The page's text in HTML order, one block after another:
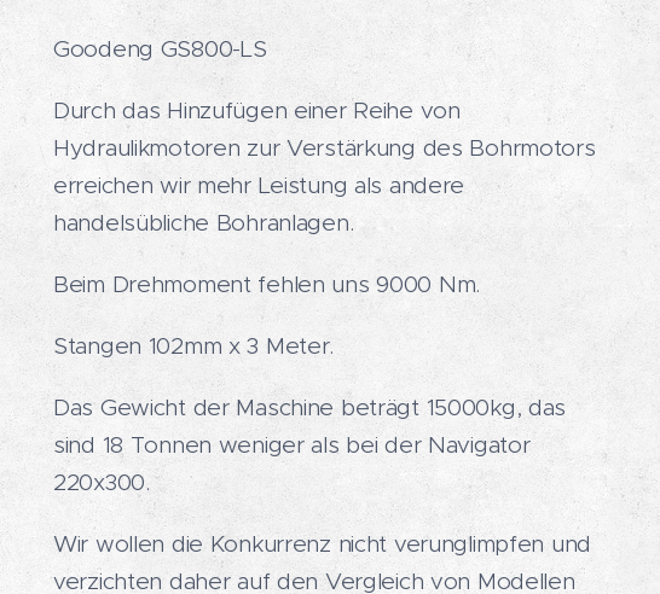
Goodeng GS800-LS
Durch das Hinzufügen einer Reihe von
Hydraulikmotoren zur Verstärkung des Bohrmotors
erreichen wir mehr Leistung als andere
handelsübliche Bohranlagen.
Beim Drehmoment fehlen uns 9000 Nm.
Stangen 102mm x 3 Meter.
Das Gewicht der Maschine beträgt 15000kg, das
sind 18 Tonnen weniger als bei der Navigator
220x300.
Wir wollen die Konkurrenz nicht verunglimpfen und
verzichten daher auf den Vergleich von Modellen